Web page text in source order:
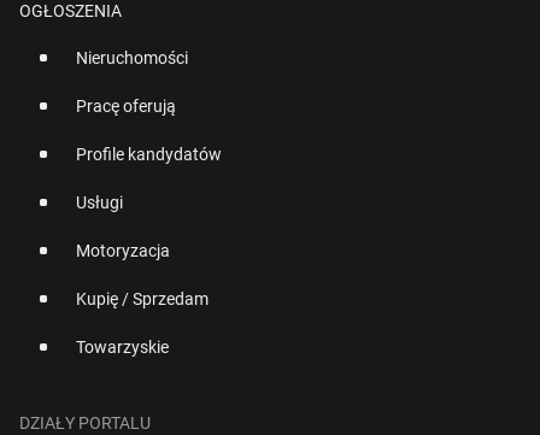
OGŁOSZENIA
Nieruchomości
Pracę oferują
Profile kandydatów
Usługi
Motoryzacja
Kupię / Sprzedam
Towarzyskie
DZIAŁY PORTALU